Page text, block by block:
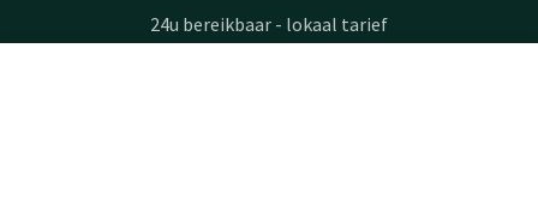
24u bereikbaar - lokaal tarief